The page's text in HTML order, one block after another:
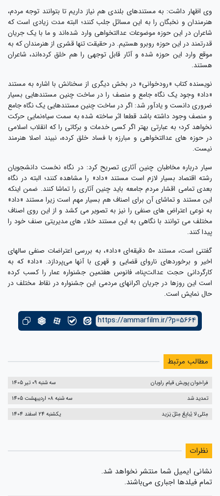
وی اظهار داشت: به مستندهای بلندی هم نیاز داریم تا بتوانند توجه مردم،
هنرمندان و نخبگان را به این مسائل جلب کنند؛ البته مدت زیادی است که
شاعران در این حوزه موضوعات عدالتخواهی وارد شده‌اند و ما با یک جریان
قدرتمند در این حوزه روبرو هستیم. در حقیقت تنها قشری از هنرمندان که به
موقع وارد این حوزه شده و آثار قابل توجهی را هم خلق کرده‌اند، شاعران
هستند.
نویسنده کتاب «رودخوانی» در بخش دیگری از سخنانش با اشاره به مستند
«داد» وجود یک نگاه جامع و منصف را در ساخت چنین مستندهایی بسیار
ضروری دانست و یادآور شد: اگر در ساخت چنین مستندهایی یک نگاه جامع
و منصف وجود داشته باشد قطعا اثر ساخته شده به سمت سیاه‌نمایی حرکت
نخواهد کرد؛ به عبارتی بهتر اگر کسی خدمات و برکاتی را که انقلاب اسلامی
در حوزه های عدالتخواهی و مبارزه با فساد خلق کرده، نبیند اصلا هنرمند
نیست.
سیار درباره مخاطبان چنین آثاری تصریح کرد: در نگاه نخست دانشجویان
رشته اقتصاد بسیار لازم است مستند «داد» را مشاهده کنند؛ البته در نگاه
بعدی تمامی اقشار مردم جامعه باید چنین آثاری را تماشا کنند. ضمن اینکه
این مستند و تماشای آن برای اصناف هم بسیار مهم است زیرا مستند «داد»
به نوعی اعتراض های صنفی را نیز به تصویر می کشد و از این روی اصناف
مختلف می توانند با نگاهی به این مستند خلاء های مدیریتی صنف خود را
پیدا کنند.
گفتنی است، مستند ۵۰ دقیقه‌ای «داد»، به بررسی اعتراضات صنفی سالهای
اخیر و برخوردهای ناروای قضایی و قهری با آنها می‌پردازد. «داد» که به
کارگردانی حجت عدالت‌پناه، فانوس هفتمین جشنواره عمار را کسب کرده
است این روزها در جریان اکرانهای مردمی این جشنواره در نقاط مختلف در
حال نمایش است.
https://ammarfilm.ir/?p=5664
مطالب مرتبط
فراخوان پویش قیام راویان
سه شنبه 09 تیر 1405
تمدید شد
سه شنبه 08 اردیبهشت 1405
مِثلی لا یُبایِعُ مِثلَ یَزید
یکشنبه 24 اسفند 1404
نظرات
نشانی ایمیل شما منتشر نخواهد شد.
تمام فیلدها اجباری می‌باشند.